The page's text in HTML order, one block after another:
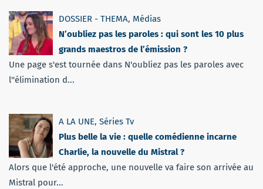
DOSSIER - THEMA, Médias
N’oubliez pas les paroles : qui sont les 10 plus
grands maestros de l’émission ?
Une page s'est tournée dans N'oubliez pas les paroles avec
l''élimination d...
A LA UNE, Séries Tv
Plus belle la vie : quelle comédienne incarne
Charlie, la nouvelle du Mistral ?
Alors que l'été approche, une nouvelle va faire son arrivée au
Mistral pour...